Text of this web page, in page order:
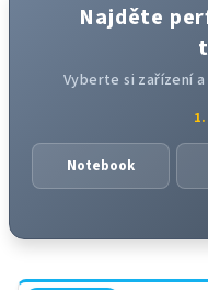
Najděte
Vyberte si zařízení
Notebook